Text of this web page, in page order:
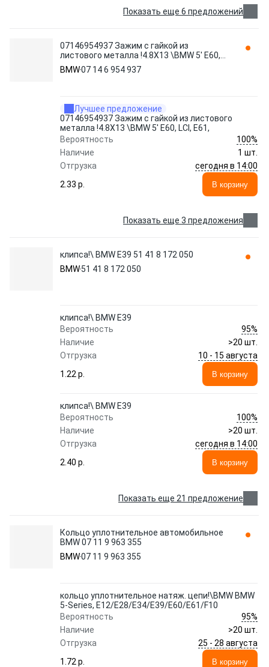
Показать еще 6 предложений
07146954937 Зажим с гайкой из
листового металла !4.8X13 \BMW 5' E60,
LCI, E61,
BMW07 14 6 954 937
Лучшее предложение
07146954937 Зажим с гайкой из листового
металла !4.8X13 \BMW 5' E60, LCI, E61,
Вероятность
100%
Наличие
1 шт.
Отгрузка
сегодня в 14:00
2.33 p.
В корзину
Показать еще 3 предложения
клипса!\ BMW E39 51 41 8 172 050
BMW51 41 8 172 050
клипса!\ BMW E39
Вероятность
95%
Наличие
>20 шт.
Отгрузка
10 - 15 августа
1.22 p.
В корзину
клипса!\ BMW E39
Вероятность
100%
Наличие
>20 шт.
Отгрузка
сегодня в 14:00
2.40 p.
В корзину
Показать еще 21 предложение
Кольцо уплотнительное автомобильное
BMW 07 11 9 963 355
BMW07 11 9 963 355
кольцо уплотнительное натяж. цепи!\BMW BMW
5-Series, E12/E28/E34/E39/E60/E61/F10
Вероятность
95%
Наличие
>20 шт.
Отгрузка
25 - 28 августа
1.72 p.
В корзину